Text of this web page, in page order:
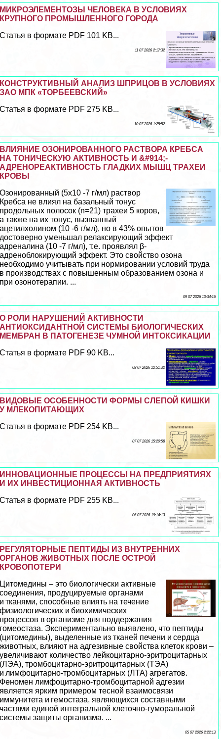
МИКРОЭЛЕМЕНТОЗЫ ЧЕЛОВЕКА В УСЛОВИЯХ
КРУПНОГО ПРОМЫШЛЕННОГО ГОРОДА
Статья в формате PDF 101 KB...
11 07 2026 2:17:32
КОНСТРУКТИВНЫЙ АНАЛИЗ ШПРИЦОВ В УСЛОВИЯХ
ЗАО МПК «ТОРБЕЕВСКИЙ»
Статья в формате PDF 275 KB...
10 07 2026 1:25:52
ВЛИЯНИЕ ОЗОНИРОВАННОГО РАСТВОРА КРЕБСА
НА ТОНИЧЕСКУЮ АКТИВНОСТЬ И &#914;-
АДРЕНОРЕАКТИВНОСТЬ ГЛАДКИХ МЫШЦ ТРАХЕИ
КРОВЫ
Озонированный (5х10 -7 г/мл) раствор
Кребса не влиял на базальный тонус
продольных полосок (n=21) трахеи 5 коров,
а также на их тонус, вызванный
ацетилхолином (10 -6 г/мл), но в 43% опытов
достоверно уменьшал релаксирующий эффект
адреналина (10 -7 г/мл), т.е. проявлял β-
адреноблокирующий эффект. Это свойство озона
необходимо учитывать при нормировании условий труда
в производствах с повышенным образованием озона и
при озонотерапии. ...
09 07 2026 10:34:16
О РОЛИ НАРУШЕНИЙ АКТИВНОСТИ
АНТИОКСИДАНТНОЙ СИСТЕМЫ БИОЛОГИЧЕСКИХ
МЕМБРАН В ПАТОГЕНЕЗЕ ЧУМНОЙ ИНТОКСИКАЦИИ
Статья в формате PDF 90 KB...
08 07 2026 12:51:32
ВИДОВЫЕ ОСОБЕННОСТИ ФОРМЫ СЛЕПОЙ КИШКИ
У МЛЕКОПИТАЮЩИХ
Статья в формате PDF 254 KB...
07 07 2026 15:20:58
ИННОВАЦИОННЫЕ ПРОЦЕССЫ НА ПРЕДПРИЯТИЯХ
И ИХ ИНВЕСТИЦИОННАЯ АКТИВНОСТЬ
Статья в формате PDF 255 KB...
06 07 2026 19:14:13
РЕГУЛЯТОРНЫЕ ПЕПТИДЫ ИЗ ВНУТРЕННИХ
ОРГАНОВ ЖИВОТНЫХ ПОСЛЕ ОСТРОЙ
КРОВОПОТЕРИ
Цитомедины – это биологически активные
соединения, продуцируемые органами
и тканями, способные влиять на течение
физиологических и биохимических
процессов в организме для поддержания
гомеостаза. Экспериментально выявлено, что пептиды
(цитомедины), выделенные из тканей печени и сердца
животных, влияют на адгезивные свойства клеток крови –
увеличивают количество лейкоцитарно-эритроцитарных
(ЛЭА), тромбоцитарнo-эритроцитарных (ТЭА)
и лимфоцитарно-тромбоцитарных (ЛТА) агрегатов.
Феномен лимфоцитарно-тромбоцитарной адгезии
является ярким примером тесной взаимосвязи
иммунитета и гемостаза, являющихся составными
частями единой интегральной клеточно­-гумopaльной
системы защиты организма. ...
05 07 2026 2:22:13